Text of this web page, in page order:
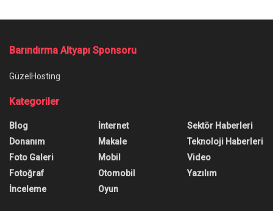
Samsung Galaxy A34 5G Akıllı
Telefonu Özellikleri
Akıllı telefon pazarında Apple ile yarış içerisinde
olan Samsung, Galaxy A34 5G modelini çıkarmak
için hazırlanıyor. Telefon, Google Play Console'da